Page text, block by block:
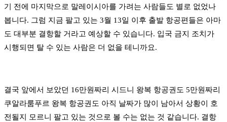
기 전에 마지막으로 말레이시아를 가려는 사람들도 별로 없었나
봅니다. 그럼 지금 팔고 있는 3월 13일 이후 출발 항공편들은 아마
도 대부분 결항할 거라고 예상할 수 있습니다. 입국 금지 조치가
시행되면 탈 수 있는 사람은 더 없을 테니까요.
결국 앞에서 보았던 16만원짜리 시드니 왕복 항공권도 5만원짜리
쿠알라룸푸르 왕복 항공권도 아직 날짜가 많이 남아서 상황이 호
전될지 모르니 팔고 있는 것으로 볼 수는 없는 것 같습니다. 결항